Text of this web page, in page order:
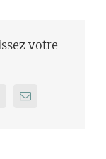
votre
Email